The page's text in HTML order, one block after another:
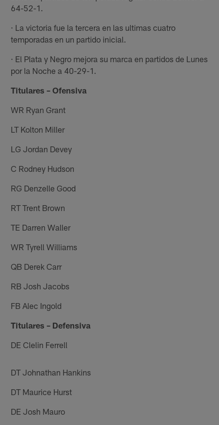
64-52-1.
· La victoria fue la tercera en las ultimas cuatro
temporadas en un partido inicial.
· El Plata y Negro mejora su marca en partidos de Lunes
por la Noche a 40-29-1.
Titulares – Ofensiva
WR Ryan Grant
LT Kolton Miller
LG Jordan Devey
C Rodney Hudson
RG Denzelle Good
RT Trent Brown
TE Darren Waller
WR Tyrell Williams
QB Derek Carr
RB Josh Jacobs
FB Alec Ingold
Titulares – Defensiva
DE Clelin Ferrell
DT Johnathan Hankins
DT Maurice Hurst
DE Josh Mauro